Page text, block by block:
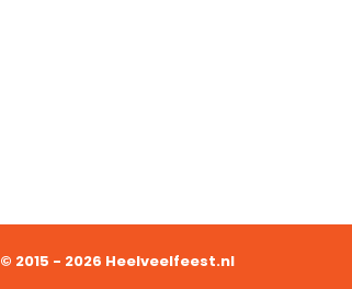
© 2015 - 2026 Heelveelfeest.nl